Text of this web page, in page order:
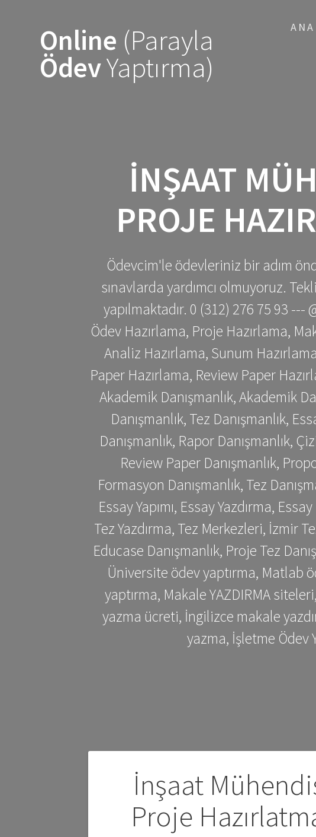
Online (Parayla
ÖdevYaptırma)
İNŞAAT
PROJE
Ödevcim'le ödevleriniz bir adım
sınavlarda yardımcı olmuyoruz.
yapılmaktadır. 0 (312) 276 75 93
Ödev Hazırlama, Proje Hazırlama,
Analiz Hazırlama, Sunum
Paper Hazırlama, Review Paper
Akademik Danışmanlık, Akademik
Danışmanlık, Tez Danışmanlık,
Danışmanlık, Rapor Danışmanlık,
Review Paper Danışmanlık,
Formasyon Danışmanlık, Tez
Essay Yapımı, Essay Yazdırma,
Tez Yazdırma, Tez Merkezleri, İzmir
Educase Danışmanlık, Proje Tez
Üniversite ödev yaptırma, Matlab
yaptırma, Makale YAZDIRMA
yazma ücreti, İngilizce makale
yazma, İşletme Ödev
İnşaat
Proje
gezinmesi